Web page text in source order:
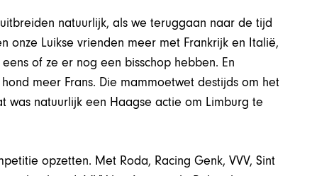
natuurlijk, als we teruggaan naar de tijd
onze Luikse vrienden meer met Frankrijk en Italië,
of ze er nog een bisschop hebben. En
meer Frans. Die mammoetwet destijds om het
was natuurlijk een Haagse actie om Limburg te
opzetten. Met Roda, Racing Genk, VVV, Sint